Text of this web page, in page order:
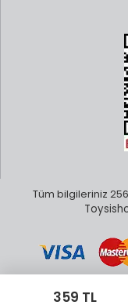
359 TL
Tüm bilgileriniz